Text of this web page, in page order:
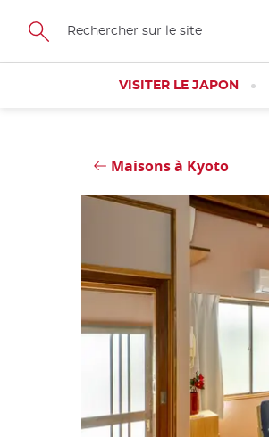
Skip
main
VISITER LE JAPON
Maisons à Kyoto
Fermer